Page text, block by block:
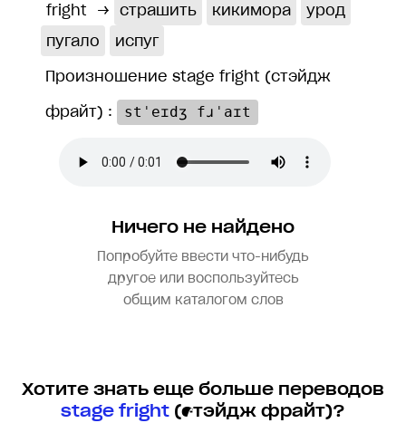
fright → страшить кикимора
урод
пугало
испуг
Произношение stage fright (стэйдж
фрайт) :
stˈeɪdʒ fɹˈaɪt
Ничего не найдено
Попробуйте ввести что-нибудь
другое или воспользуйтесь
общим каталогом слов
Хотите знать еще больше переводов
stage fright (стэйдж фрайт)?